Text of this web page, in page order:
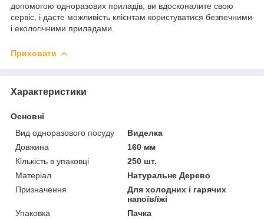
допомогою одноразових приладів, ви вдосконалите свою
сервіс, і дасте можливість клієнтам користуватися безпечними
і екологічними приладами.
Приховати
Характеристики
Основні
Вид одноразового посуду
Виделка
Довжина
160 мм
Кількість в упаковці
250 шт.
Матеріал
Натуральне Дерево
Призначення
Для холодних і гарячих
напоїв/їжі
Упаковка
Пачка